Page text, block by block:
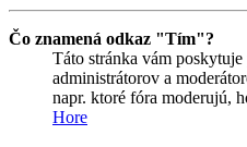
Čo znamená odkaz "Tím"?
Táto stránka vám
administrátorov a
napr. ktoré fóra moderujú,
Hore